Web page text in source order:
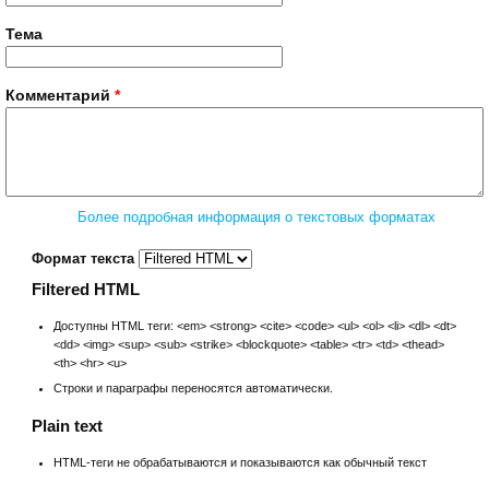
Тема
Комментарий *
Более подробная информация о текстовых форматах
Формат текста
Filtered HTML
Доступны HTML теги: <em> <strong> <cite> <code> <ul> <ol> <li> <dl> <dt>
<dd> <img> <sup> <sub> <strike> <blockquote> <table> <tr> <td> <thead>
<th> <hr> <u>
Строки и параграфы переносятся автоматически.
Plain text
HTML-теги не обрабатываются и показываются как обычный текст